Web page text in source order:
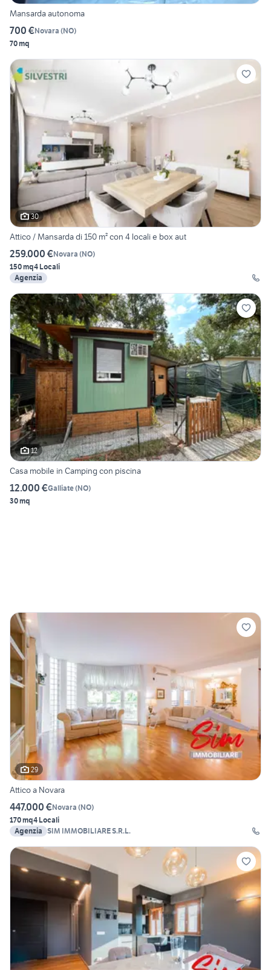
Mansarda autonoma
700 €Novara (NO)
70 mq
30
Attico / Mansarda di 150 m² con 4 locali e box aut
259.000 €Novara (NO)
150 mq4 Locali
Agenzia
12
Casa mobile in Camping con piscina
12.000 €Galliate(NO)
30 mq
29
Attico a Novara
447.000 €Novara (NO)
170 mq4 Locali
Agenzia SIM IMMOBILIARE S.R.L.